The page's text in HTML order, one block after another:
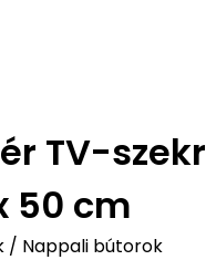
TV-
50 cm
/ Nappali bútorok